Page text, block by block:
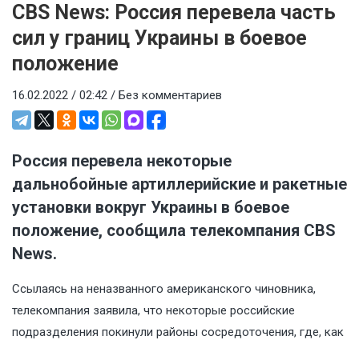
CBS News: Россия перевела часть
сил у границ Украины в боевое
положение
16.02.2022 / 02:42 / Без комментариев
Россия перевела некоторые
дальнобойные артиллерийские и ракетные
установки вокруг Украины в боевое
положение, сообщила телекомпания CBS
News.
Ссылаясь на неназванного американского чиновника,
телекомпания заявила, что некоторые российские
подразделения покинули районы сосредоточения, где, как